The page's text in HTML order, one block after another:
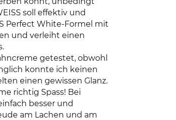
soll effektiv und
Perfect White-Formel mit
und verleiht einen
getestet, obwohl
konnte ich keinen
einen gewissen Glanz.
richtig Spass! Bei
besser und
am Lachen und am